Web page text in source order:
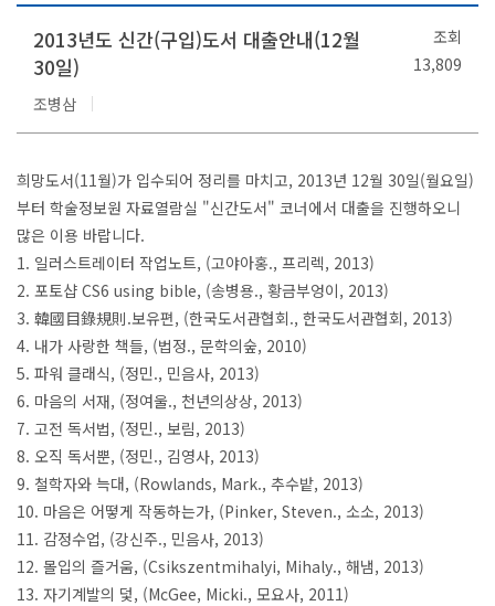
2013년도 신간(구입)도서 대출안내(12월
30일)
조회
13,809
조병삼
희망도서(11월)가 입수되어 정리를 마치고, 2013년 12월 30일(월요일)
부터 학술정보원 자료열람실 "신간도서" 코너에서 대출을 진행하오니
많은 이용 바랍니다.
1. 일러스트레이터 작업노트, (고야아홍., 프리렉, 2013)
2. 포토샵 CS6 using bible, (송병용., 황금부엉이, 2013)
3. 韓國目錄規則.보유편, (한국도서관협회., 한국도서관협회, 2013)
4. 내가 사랑한 책들, (법정., 문학의숲, 2010)
5. 파워 클래식, (정민., 민음사, 2013)
6. 마음의 서재, (정여울., 천년의상상, 2013)
7. 고전 독서법, (정민., 보림, 2013)
8. 오직 독서뿐, (정민., 김영사, 2013)
9. 철학자와 늑대, (Rowlands, Mark., 추수밭, 2013)
10. 마음은 어떻게 작동하는가, (Pinker, Steven., 소소, 2013)
11. 감정수업, (강신주., 민음사, 2013)
12. 몰입의 즐거움, (Csikszentmihalyi, Mihaly., 해냄, 2013)
13. 자기계발의 덫, (McGee, Micki., 모요사, 2011)